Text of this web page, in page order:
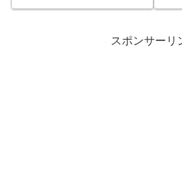
スポンサーリ